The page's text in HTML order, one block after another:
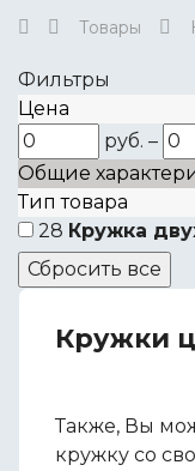
Товары
Фильтры
Цена
руб. –
Общие
Тип товара
28 Кружка
Кружки
Также, Вы
кружку со